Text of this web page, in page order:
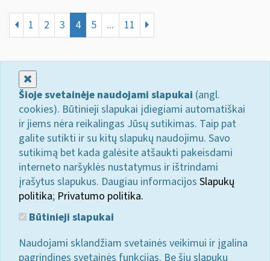
1 2 3 4 5 ... 11
Šioje svetainėje naudojami slapukai (angl.
cookies). Būtinieji slapukai įdiegiami automatiškai
ir jiems nėra reikalingas Jūsų sutikimas. Taip pat
galite sutikti ir su kitų slapukų naudojimu. Savo
sutikimą bet kada galėsite atšaukti pakeisdami
interneto naršyklės nustatymus ir ištrindami
įrašytus slapukus. Daugiau informacijos Slapukų
politika; Privatumo politika.
Būtinieji slapukai
Naudojami sklandžiam svetainės veikimui ir įgalina
pagrindines svetainės funkcijas. Be šių slapukų